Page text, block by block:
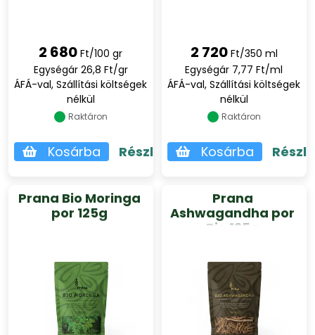
2 680 Ft/100 gr
Egységár 26,8 Ft/gr
ÁFÁ-val, Szállítási költségek
nélkül
Raktáron
Kosárba Részletek
2 720 Ft/350 ml
Egységár 7,77 Ft/ml
ÁFÁ-val, Szállítási költségek
nélkül
Raktáron
Kosárba
Prana Bio Moringa
por 125g
Prana
Ashwagandha por
Bio 125g